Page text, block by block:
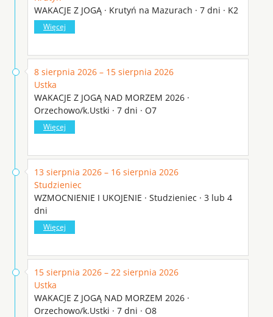
WAKACJE Z JOGĄ · Krutyń na Mazurach · 7 dni · K2
Więcej
8 sierpnia 2026 – 15 sierpnia 2026
Ustka
WAKACJE Z JOGĄ NAD MORZEM 2026 ·
Orzechowo/k.Ustki · 7 dni · O7
Więcej
13 sierpnia 2026 – 16 sierpnia 2026
Studzieniec
WZMOCNIENIE I UKOJENIE · Studzieniec · 3 lub 4
dni
Więcej
15 sierpnia 2026 – 22 sierpnia 2026
Ustka
WAKACJE Z JOGĄ NAD MORZEM 2026 ·
Orzechowo/k.Ustki · 7 dni · O8